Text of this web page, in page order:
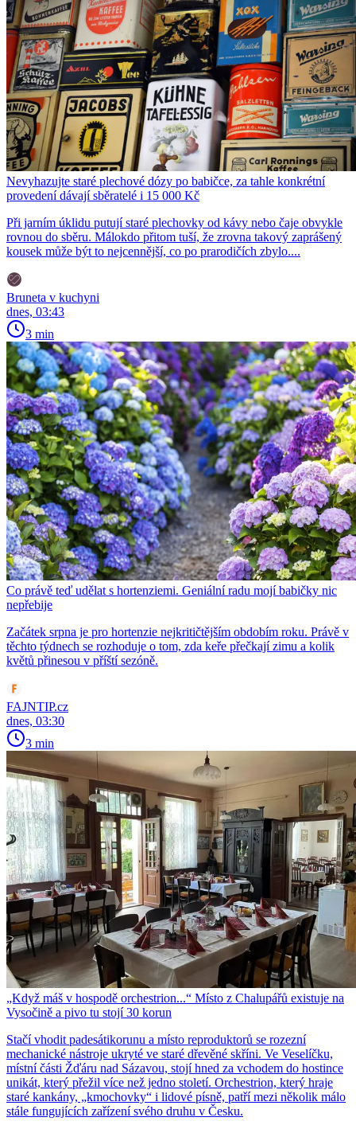
Nevyhazujte staré plechové dózy po babičce, za tahle konkrétní
provedení dávají sběratelé i 15 000 Kč
Při jarním úklidu putují staré plechovky od kávy nebo čaje obvykle
rovnou do sběru. Málokdo přitom tuší, že zrovna takový zaprášený
kousek může být to nejcennější, co po prarodičích zbylo....
Bruneta v kuchyni
dnes, 03:43
3 min
Co právě teď udělat s hortenziemi. Geniální radu mojí babičky nic
nepřebije
Začátek srpna je pro hortenzie nejkritičtějším obdobím roku. Právě v
těchto týdnech se rozhoduje o tom, zda keře přečkají zimu a kolik
květů přinesou v příští sezóně.
FAJNTIP.cz
dnes, 03:30
3 min
„Když máš v hospodě orchestrion...“ Místo z Chalupářů existuje na
Vysočině a pivo tu stojí 30 korun
Stačí vhodit padesátikorunu a místo reproduktorů se rozezní
mechanické nástroje ukryté ve staré dřevěné skříni. Ve Veselíčku,
místní části Žďáru nad Sázavou, stojí hned za vchodem do hostince
unikát, který přežil více než jedno století. Orchestrion, který hraje
staré kankány, „kmochovky“ i lidové písně, patří mezi několik málo
stále fungujících zařízení svého druhu v Česku.